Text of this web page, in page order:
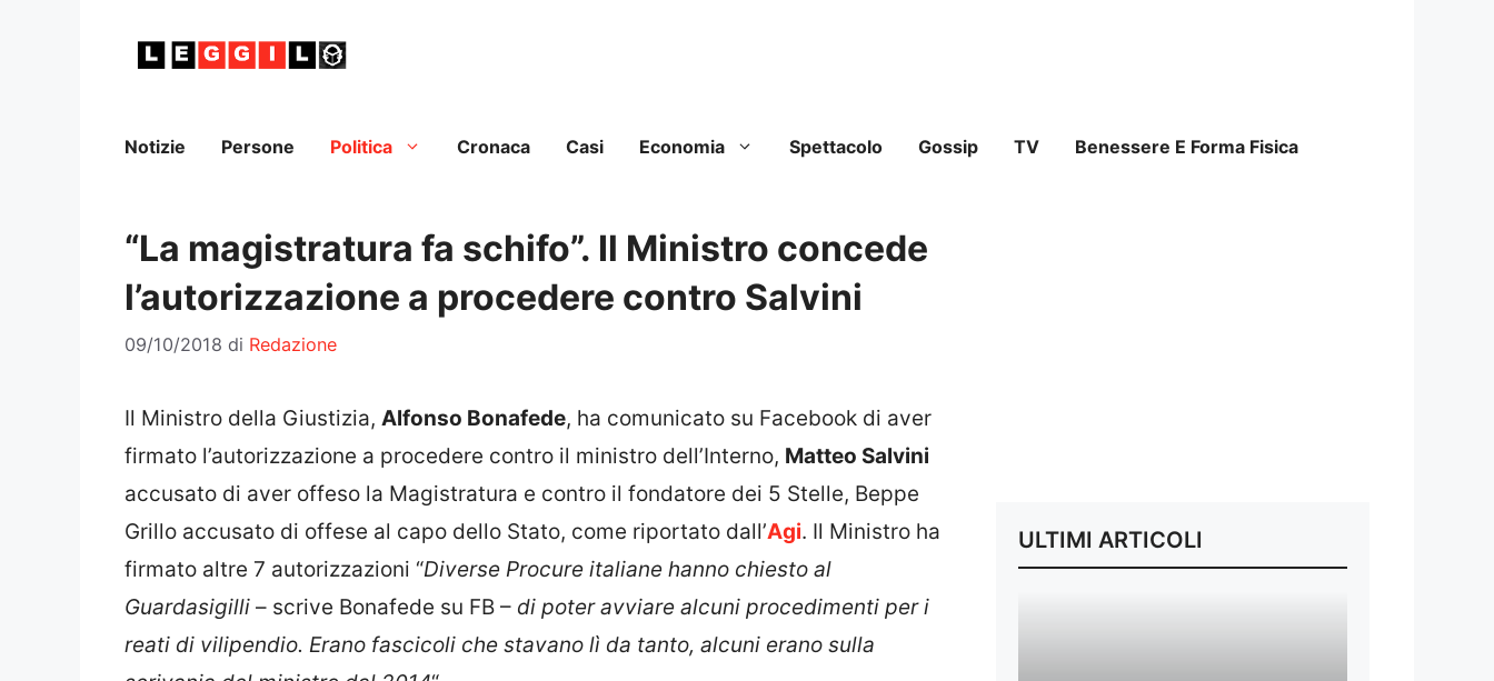
Notizie Persone Politica Cronaca Casi Economia Spettacolo Gossip TV Benessere E Forma Fisica
“La magistratura fa schifo”. Il Ministro concede
l’autorizzazione a procedere contro Salvini
09/10/2018 di Redazione
Il Ministro della Giustizia, Alfonso Bonafede, ha comunicato su Facebook di aver
firmato l’autorizzazione a procedere contro il ministro dell’Interno, Matteo Salvini
accusato di aver offeso la Magistratura e contro il fondatore dei 5 Stelle, Beppe
Grillo accusato di offese al capo dello Stato, come riportato dall’Agi. Il Ministro ha
firmato altre 7 autorizzazioni “Diverse Procure italiane hanno chiesto al
Guardasigilli – scrive Bonafede su FB – di poter avviare alcuni procedimenti per i
reati di vilipendio. Erano fascicoli che stavano lì da tanto, alcuni erano sulla
ULTIMI ARTICOLI